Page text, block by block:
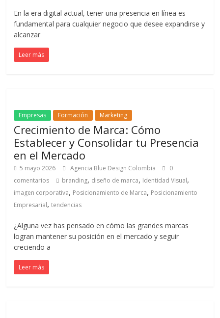
Contenidos
de
Eventos
de
Publicitarios,
Colecciónes,
Marcas,
Insigns,
TV,
Radio,
Creatividad,
SEO,
SEM,
Press,
RRPP,
Spots,
Comerciales,
Periodismo,
En la era digital actual, tener una presencia en línea es
fundamental para cualquier negocio que desee expandirse y
alcanzar
Leer más
Empresas Formación Marketing
Crecimiento de Marca: Cómo
Establecer y Consolidar tu Presencia
en el Mercado
5 mayo 2026 Agencia Blue Design Colombia
0
comentarios
branding, diseño de marca, Identidad Visual,
imagen corporativa, Posicionamiento de Marca, Posicionamiento
Empresarial,tendencias
¿Alguna vez has pensado en cómo las grandes marcas
logran mantener su posición en el mercado y seguir
creciendo a
Leer más